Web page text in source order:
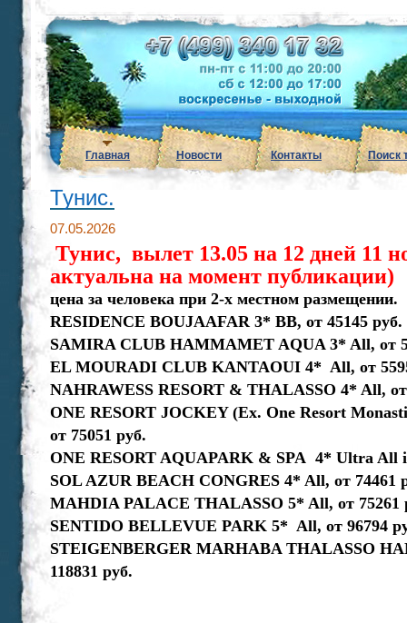
Главная Новости Контакты Поиск
Тунис.
07.05.2026
Тунис, вылет 13.05 на 12 дней 11
актуальна на момент публикации)
цена за человека при 2-х местном размещении.
RESIDENCE BOUJAAFAR 3* ВВ, от 45145 руб.
SAMIRA CLUB HAMMAMET AQUA 3* All, от
EL MOURADI CLUB KANTAOUI 4* All, от
NAHRAWESS RESORT & THALASSO 4* All, от
ONE RESORT JOCKEY (Ex. One Resort
от 75051 руб.
ONE RESORT AQUAPARK & SPA 4* Ultra All
SOL AZUR BEACH CONGRES 4* All, от 74461
MAHDIA PALACE THALASSO 5* All, от 75261
SENTIDO BELLEVUE PARK 5* All, от 96794
STEIGENBERGER MARHABA THALASSO
118831 руб.